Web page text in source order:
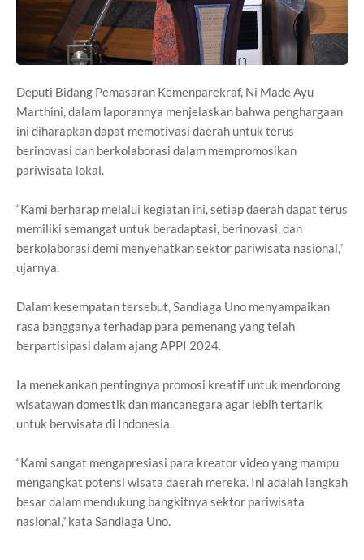
Deputi Bidang Pemasaran Kemenparekraf, Ni Made Ayu
Marthini, dalam laporannya menjelaskan bahwa penghargaan
ini diharapkan dapat memotivasi daerah untuk terus
berinovasi dan berkolaborasi dalam mempromosikan
pariwisata lokal.
“Kami berharap melalui kegiatan ini, setiap daerah dapat terus
memiliki semangat untuk beradaptasi, berinovasi, dan
berkolaborasi demi menyehatkan sektor pariwisata nasional,”
ujarnya.
Dalam kesempatan tersebut, Sandiaga Uno menyampaikan
rasa bangganya terhadap para pemenang yang telah
berpartisipasi dalam ajang APPI 2024.
Ia menekankan pentingnya promosi kreatif untuk mendorong
wisatawan domestik dan mancanegara agar lebih tertarik
untuk berwisata di Indonesia.
“Kami sangat mengapresiasi para kreator video yang mampu
mengangkat potensi wisata daerah mereka. Ini adalah langkah
besar dalam mendukung bangkitnya sektor pariwisata
nasional,” kata Sandiaga Uno.